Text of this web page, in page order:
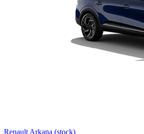
Renault Arkana (stock)